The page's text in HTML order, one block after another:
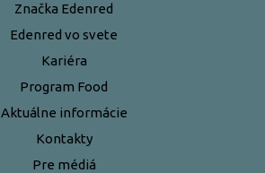
Značka Edenred
Edenred vo svete
Kariéra
Program Food
Aktuálne informácie
Kontakty
Pre médiá